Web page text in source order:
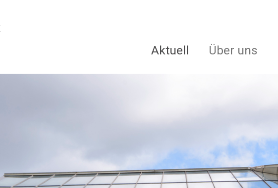
Aktuell Über uns